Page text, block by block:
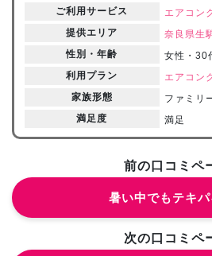
ご利用サービス
エアコン
提供エリア
奈良県生
性別・年齢
女性・30
利用プラン
エアコン
家族形態
ファミリ
満足度
満足
前の口コミペ
暑い中でもテキ
次の口コミペ